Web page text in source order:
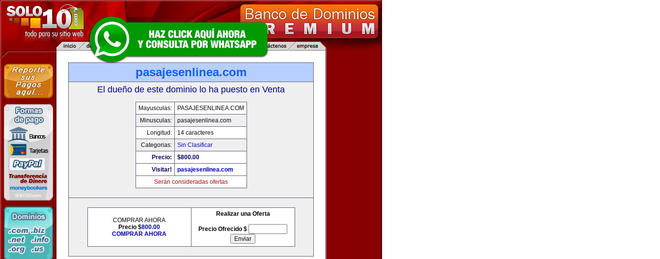
pasajesenlinea.com
El dueño de este dominio lo ha puesto en Venta
Mayusculas:
PASAJESENLINEA.COM
Minusculas:
pasajesenlinea.com
Longitud:
14 caracteres
Categorias:
Sin Clasificar
Precio:
$800.00
Visitar!
pasajesenlinea.com
Serán consideradas ofertas
COMPRAR AHORA
Precio $800.00
COMPRAR AHORA
Realizar una Oferta
Precio Ofrecido $